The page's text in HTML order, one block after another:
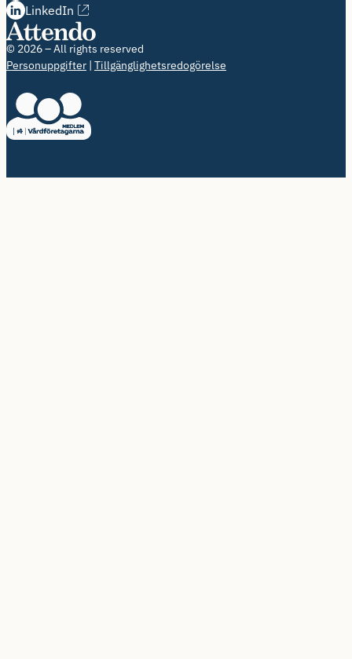
LinkedIn
© 2026 – All rights reserved
Personuppgifter Tillgänglighetsredogörelse